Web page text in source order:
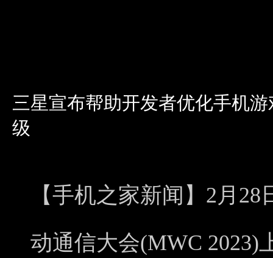
三星宣布帮助开发者优化手机
级
【手机之家新闻】2月
动通信大会(MWC 2023)